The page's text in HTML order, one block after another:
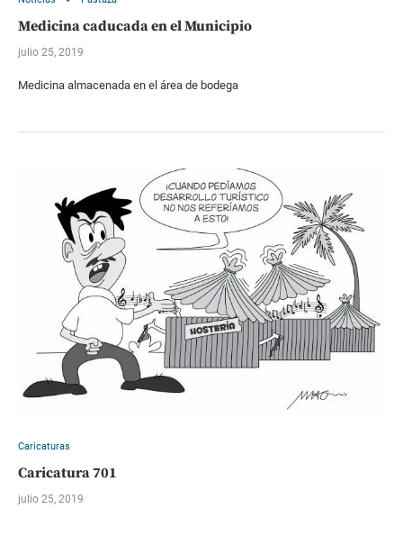
Medicina caducada en el Municipio
julio 25, 2019
Medicina almacenada en el área de bodega
Caricaturas
Caricatura 701
julio 25, 2019